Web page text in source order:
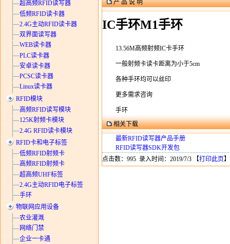
超高频RFID读写器
低频RFID读卡器
2.4G主动RFID读卡器
双界面读写器
WEB读卡器
PLC读卡器
安卓读卡器
PCSC读卡器
Linux读卡器
RFID模块
高频RFID读写模块
125K射频卡模块
2.4G RFID读卡模块
RFID卡和电子标签
低频RFID射频卡
高频RFID射频卡
超高频UHF标签
2.4G主动RFID电子标签
手环
物联网应用设备
农业灌溉
网络门禁
企业一卡通
产 品 说 明
IC手环M1手环
13.56M高频射频IC卡手环
一般射频卡读卡距离为小于5cm
各种手环均可以丝印
更多需求咨询
手环
相关下载
最新RFID读写器产品手册
RFID读写器SDK开发包
点击数：995 录入时间：2019/7/3 【打印此页